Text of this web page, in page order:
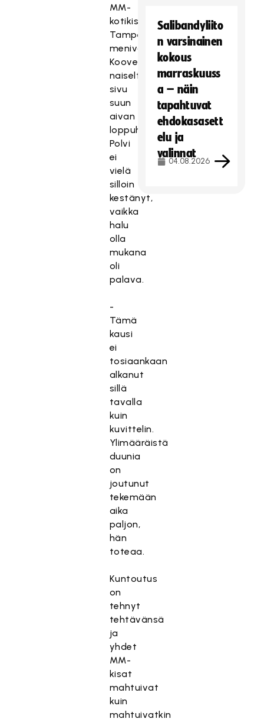
MM-
kotikisat
Tampereella
menivät
Kooveen
naiselta
sivu
suun
aivan
loppuhetkillä.
Polvi
ei
vielä
silloin
kestänyt,
vaikka
halu
olla
mukana
oli
palava.
-
Tämä
kausi
ei
tosiaankaan
alkanut
sillä
tavalla
kuin
kuvittelin.
Ylimääräistä
duunia
on
joutunut
tekemään
aika
paljon,
hän
toteaa.
Kuntoutus
on
tehnyt
tehtävänsä
ja
yhdet
MM-
kisat
mahtuivat
kuin
mahtuivatkin
Salibandyliito
n varsinainen
kokous
marraskuuss
a – näin
tapahtuvat
ehdokasasett
elu ja
valinnat
04.08.2026